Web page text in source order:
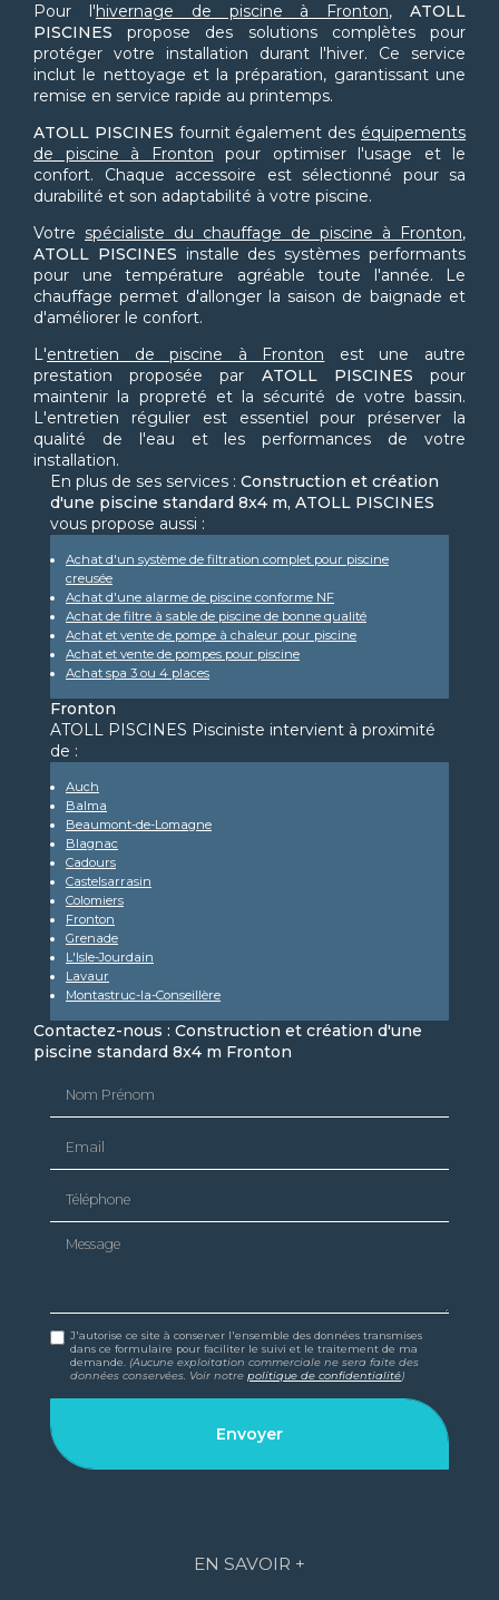
Pour l'hivernage de piscine à Fronton,ATOLL
PISCINES propose des solutions complètes pour
protéger votre installation durant l'hiver. Ce service
inclut le nettoyage et la préparation, garantissant une
remise en service rapide au printemps.
ATOLL PISCINES fournit également des équipements
de piscine à Fronton pour optimiser l'usage et le
confort. Chaque accessoire est sélectionné pour sa
durabilité et son adaptabilité à votre piscine.
Votre spécialiste du chauffage de piscine à Fronton,
ATOLL PISCINES installe des systèmes performants
pour une température agréable toute l'année. Le
chauffage permet d'allonger la saison de baignade et
d'améliorer le confort.
L'entretien de piscine à Fronton est une autre
prestation proposée par ATOLL PISCINES pour
maintenir la propreté et la sécurité de votre bassin.
L'entretien régulier est essentiel pour préserver la
qualité de l'eau et les performances de votre
installation.
En plus de ses services : Construction et création
d'une piscine standard 8x4 m, ATOLL PISCINES
vous propose aussi :
Achat d'un système de filtration complet pour piscine
creusée
Achat d'une alarme de piscine conforme NF
Achat de filtre à sable de piscine de bonne qualité
Achat et vente de pompe à chaleur pour piscine
Achat et vente de pompes pour piscine
Achat spa 3 ou 4 places
Fronton
ATOLL PISCINES Pisciniste intervient à proximité
de :
Auch
Balma
Beaumont-de-Lomagne
Blagnac
Cadours
Castelsarrasin
Colomiers
Fronton
Grenade
L'Isle-Jourdain
Lavaur
Montastruc-la-Conseillère
Contactez-nous : Construction et création d'une
piscine standard 8x4 m Fronton
Message
J'autorise ce site à conserver l'ensemble des données transmises
dans ce formulaire pour faciliter le suivi et le traitement de ma
demande. (Aucune exploitation commerciale ne sera faite des
données conservées. Voir notrepolitique de confidentialité)
EN SAVOIR +